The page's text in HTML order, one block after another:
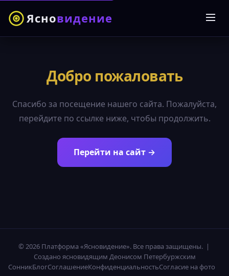
Ясновидение
Добро пожаловать
Спасибо за посещение нашего сайта. Пожалуйста,
перейдите по ссылке ниже, чтобы продолжить.
Перейти на сайт →
© 2026 Платформа «Ясновидение». Все права защищены. |
Создано ясновидящим Деонисом Петербуржским
СонникБлогСоглашениеКонфиденциальностьСогласие на фото